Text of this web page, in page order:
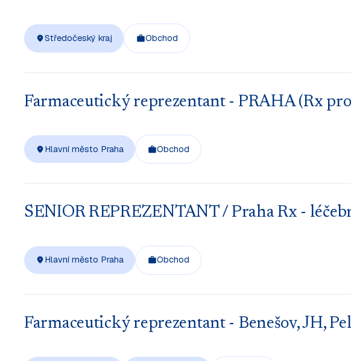
Středočeský kraj Obchod
Farmaceutický reprezentant - PRAHA (Rx
Hlavní město Praha Obchod
SENIOR REPREZENTANT / Praha Rx -
Hlavní město Praha Obchod
Farmaceutický reprezentant - Benešov, JH,